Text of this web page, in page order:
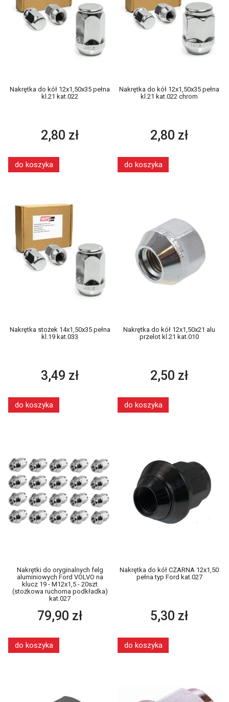
Nakrętka do kół 12x1,50x35 pełna
kl.21 kat.022
2,80 zł
do koszyka
Nakrętka do kół 12x1,50x35 pełna
kl.21 kat.022 chrom
2,80 zł
do koszyka
Nakrętka stożek 14x1,50x35 pełna
kl.19 kat.033
3,49 zł
do koszyka
Nakrętka do kół 12x1,50x21 alu
przelot kl.21 kat.010
2,50 zł
do koszyka
Nakrętki do oryginalnych felg
aluminiowych Ford VOLVO na
klucz 19 - M12x1,5 - 20szt
(stożkowa ruchoma podkładka)
kat.027
79,90 zł
do koszyka
Nakrętka do kół CZARNA 12x1,50
pełna typ Ford kat.027
5,30 zł
do koszyka